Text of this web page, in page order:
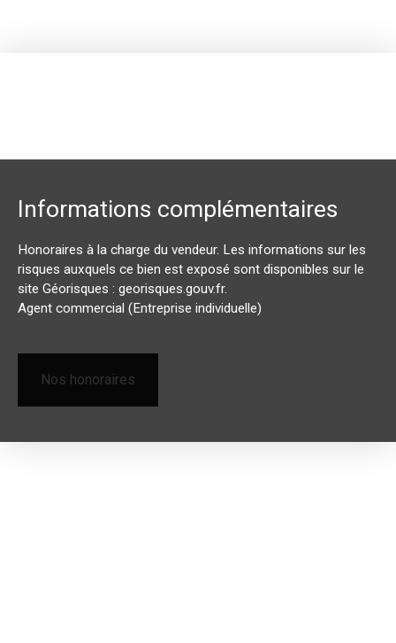
Informations complémentaires
Honoraires à la charge du vendeur. Les informations sur les
risques auxquels ce bien est exposé sont disponibles sur le
site Géorisques : georisques.gouv.fr.
Agent commercial (Entreprise individuelle)
Nos honoraires